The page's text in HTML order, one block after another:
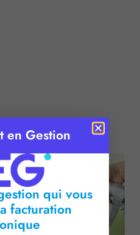
: 2 minutes
en Gestion
qui vous
facturation